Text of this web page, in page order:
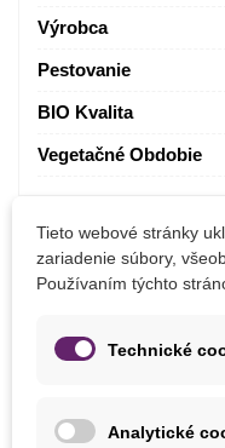
Výrobca
Pestovanie
BIO Kvalita
Vegetačné Obdobie
MOHLI BYSTE EŠTE
Tieto webové stránky
zariadenie súbory,
Používaním týchto
Technické
Analytické